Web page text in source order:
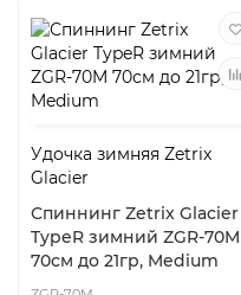
Удочка зимняя Zetrix
Glacier
Спиннинг Zetrix Glacier
TypeR зимний ZGR-70M
70см до 21гр, Medium